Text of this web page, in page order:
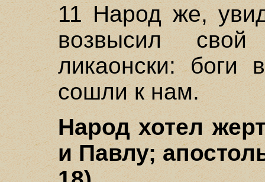
11 Народ же,
возвысил
ликаонски: боги
сошли к нам.
Народ хотел
и Павлу;